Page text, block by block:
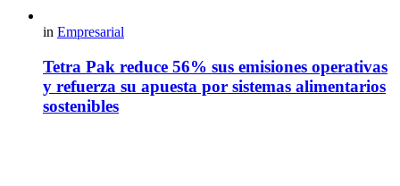
in Empresarial
Tetra Pak reduce 56% sus emisiones operativas
y refuerza su apuesta por sistemas alimentarios
sostenibles